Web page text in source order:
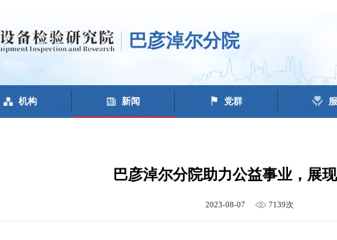
巴彦淖尔分院
机构 新闻 党群
巴彦淖尔分院助力公益事业，展
2023-08-07 7139次